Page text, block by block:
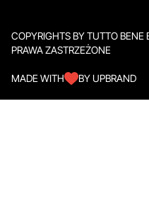
COPYRIGHTS BY TUTTO
PRAWA ZASTRZEŻONE
MADE WITH BY UPBRAND